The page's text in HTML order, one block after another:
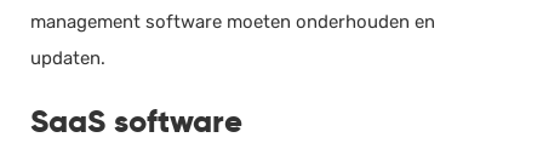
management software moeten onderhouden en
updaten.
SaaS software